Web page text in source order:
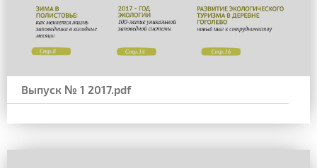
Выпуск № 1 2017.pdf